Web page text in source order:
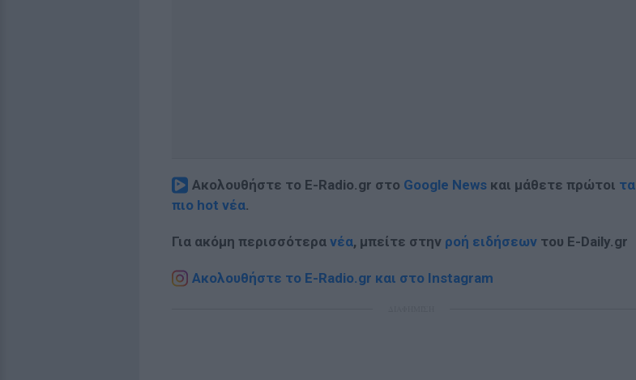
Ακολουθήστε το E-Radio.gr στο Google News και μάθετε πρώτοι τα
πιο hot νέα.
Για ακόμη περισσότερα νέα, μπείτε στην ροή ειδήσεων του E-Daily.gr
Ακολουθήστε το E-Radio.gr και στο Instagram